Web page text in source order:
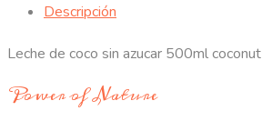
Descripción
Leche de coco sin azucar 500ml coconut
Power of Nature